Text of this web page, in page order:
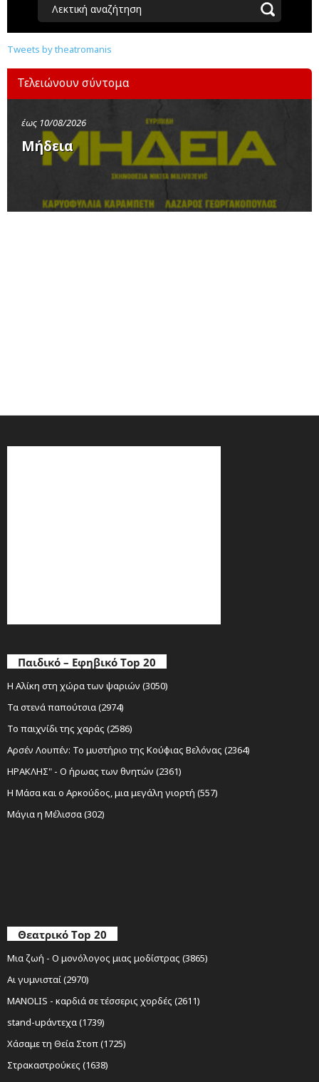
Λεκτική αναζήτηση
Tweets by theatromanis
Τελειώνουν σύντομα
έως 10/08/2026
Μήδεια
Παιδικό – Εφηβικό Top 20
Η Αλίκη στη χώρα των ψαριών (3050)
Τα στενά παπούτσια (2974)
Το παιχνίδι της χαράς (2586)
Αρσέν Λουπέν: Το μυστήριο της Κούφιας Βελόνας (2364)
ΗΡΑΚΛΗΣ" - Ο ήρωας των θνητών (2361)
Η Μάσα και ο Αρκούδος, μια μεγάλη γιορτή (557)
Μάγια η Μέλισσα (302)
Θεατρικό Top 20
Μια ζωή - Ο μονόλογος μιας μοδίστρας (3865)
Αι γυμνισταί (2970)
MANOLIS - καρδιά σε τέσσερις χορδές (2611)
stand-upάντεχα (1739)
Χάσαμε τη Θεία Στοπ (1725)
Στρακαστρούκες (1638)